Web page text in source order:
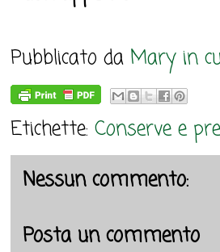
Pubblicato da Mary in
Etichette: Conserve e
Nessun commento:
Posta un commento